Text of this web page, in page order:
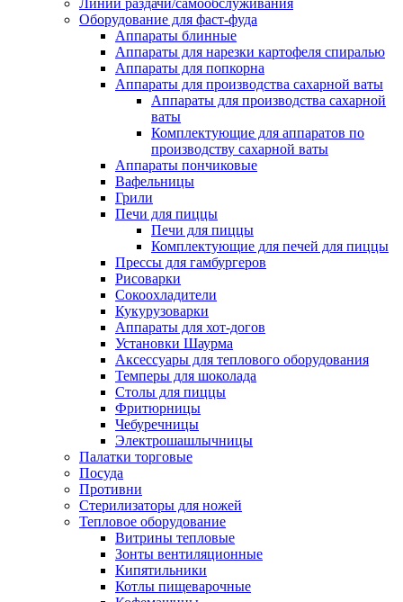
Оборудование для фаст-фуда
Аппараты блинные
Аппараты для нарезки картофеля спиралью
Аппараты для попкорна
Аппараты для производства сахарной ваты
Аппараты для производства сахарной
ваты
Комплектующие для аппаратов по
производству сахарной ваты
Аппараты пончиковые
Вафельницы
Грили
Печи для пиццы
Печи для пиццы
Комплектующие для печей для пиццы
Прессы для гамбургеров
Рисоварки
Сокоохладители
Кукурузоварки
Аппараты для хот-догов
Установки Шаурма
Аксессуары для теплового оборудования
Темперы для шоколада
Столы для пиццы
Фритюрницы
Чебуречницы
Электрошашлычницы
Палатки торговые
Посуда
Противни
Стерилизаторы для ножей
Тепловое оборудование
Витрины тепловые
Зонты вентиляционные
Кипятильники
Котлы пищеварочные